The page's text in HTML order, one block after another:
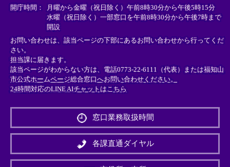
＞
＞
＞
開庁時間：
月曜から金曜（祝日除く）午前8時30分から午後5時15分
水曜（祝日除く）一部窓口を午前8時30分から午後7時まで
開設
お問い合わせは、該当ページの下部にあるお問い合わせから行ってくだ
さい。
担当課に届きます。
該当ページがわからない方は、電話0773-22-6111（代表）または福知山
市公式ホームページ総合窓口へお問い合わせください。
24時間対応のLINE AIチャットはこちら
外
リ
ン
＞
窓口業務取扱時間
各課直通ダイヤル